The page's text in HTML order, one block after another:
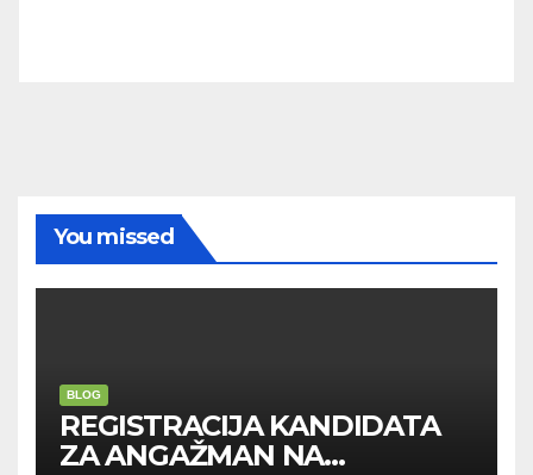
You missed
BLOG
REGISTRACIJA KANDIDATA
ZA ANGAŽMAN NA